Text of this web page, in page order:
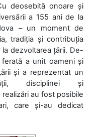
deosebită onoare și
a 155 ani de la
– un moment de
tradiția și contribuția
dezvoltarea țării. De-
a unit oameni și
și a reprezentat un
disciplinei și
au fost posibile
care și-au dedicat